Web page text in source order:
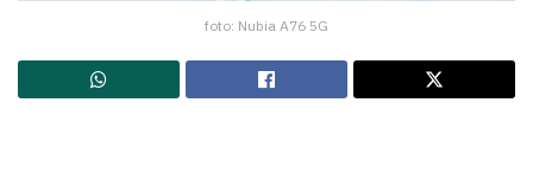
foto: Nubia A76 5G